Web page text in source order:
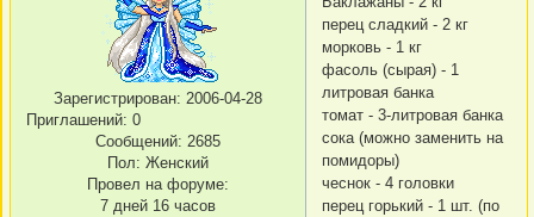
Зарегистрирован: 2006-04-28
Приглашений: 0
Сообщений: 2685
Пол: Женский
Провел на форуме:
7 дней 16 часов
перец сладкий - 2 кг
морковь - 1 кг
фасоль (сырая) - 1
литровая банка
томат - 3-литровая банка
сока (можно заменить на
помидоры)
чеснок - 4 головки
перец горький - 1 шт. (по